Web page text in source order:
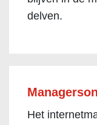
delven.
Het